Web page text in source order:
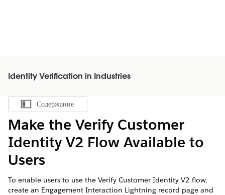
Identity Verification in Industries
Показать содержание
Содержание
Make the Verify Customer
Identity V2 Flow Available to
Users
To enable users to use the Verify Customer Identity V2 flow,
create an Engagement Interaction Lightning record page and